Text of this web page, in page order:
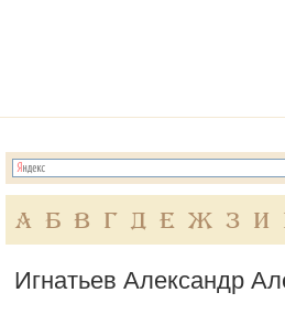
А Б В Г Д Е Ж З И
Игнатьев Александр